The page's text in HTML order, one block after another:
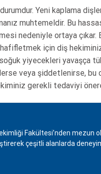
Yeni kaplama
muhtemeldir. Bu
nedeniyle ortaya çıkar.
için diş
yiyecekleri yavaşça
veya şiddetlenirse, bu
gerekli tedaviyi
Fakültesi’nden mezun
çeşitli alanlarda